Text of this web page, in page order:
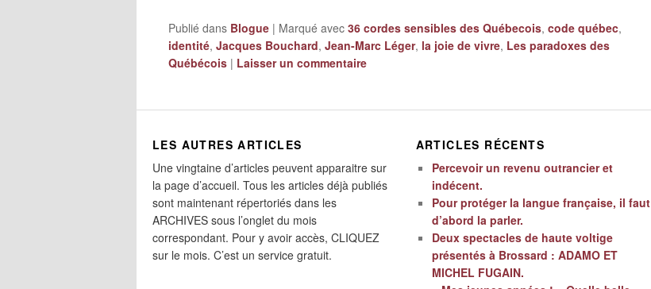
Publié dans Blogue | Marqué avec 36 cordes sensibles des Québecois, code québec,
identité, Jacques Bouchard, Jean-Marc Léger, la joie de vivre, Les paradoxes des
Québécois | Laisser un commentaire
LES AUTRES ARTICLES
Une vingtaine d’articles peuvent apparaitre sur
la page d’accueil. Tous les articles déjà publiés
sont maintenant répertoriés dans les
ARCHIVES sous l’onglet du mois
correspondant. Pour y avoir accès, CLIQUEZ
sur le mois. C’est un service gratuit.
ARTICLES RÉCENTS
Percevoir un revenu outrancier et
indécent.
Pour protéger la langue française, il faut
d’abord la parler.
Deux spectacles de haute voltige
présentés à Brossard : ADAMO ET
MICHEL FUGAIN.